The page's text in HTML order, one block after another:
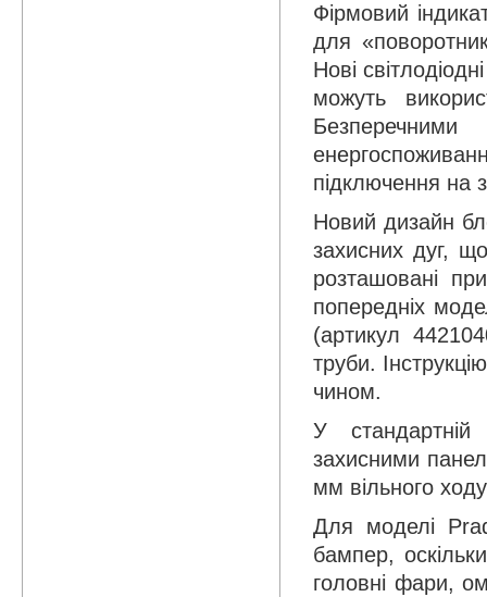
Фірмовий
для
Нові
можуть
підключення на
Новий дизайн
захисних дуг,
розташовані
попередніх
(артикул
труби.
чином.
У стандартній
захисними
мм вільного
Для моделі
бампер,
головні фари,